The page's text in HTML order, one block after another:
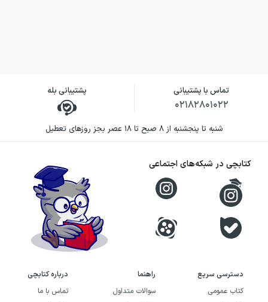
گاج، هماهنگی محتوای آن با درس فارسی ششم
است؛ یعنی دانش‌آموز وقتی درس‌نامه را می‌خواند،
تمرین‌ها را در همان چارچوب و با همان
پایانی فصل همراه با جدول اهداف هم باعث
می‌شود یادگیری دانش‌آموز فقط به «انجام تمرین»
ختم نشود و به سمت سنجش و مرور هدفمند
پیش برود. در کنار تمرین‌های مهارتی، بخش
«کتاب‌خوان باهوش» کمک می‌کند دانش‌آموز فقط
حفظ نکند و با پرسش و فکر کردن، به تحلیل متن
برسد.
تماس با پشتیبانی
۰۲۱۸۲۸۰۱۰۲۲
پشتیبانی بله
شنبه تا پنجشنبه از ۸ صبح تا ۱۸ عصر بجز روزهای تعطیل
دسترسی سریع
کتاب عمومی
راهنما
سوالات متداول
درباره کتابچی
تماس با ما
کتابچی در شبکه‌های اجتماعی